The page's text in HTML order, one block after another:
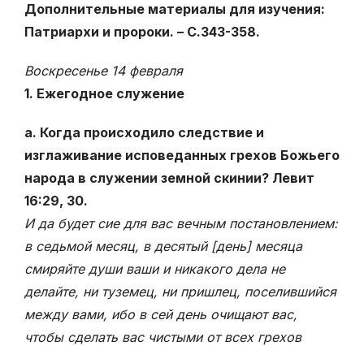
Дополнительные материалы для изучения:
Патриархи и пророки. – С.343-358.
Воскресенье 14 февраля
1. Ежегодное служение
а. Когда происходило следствие и
изглаживание исповеданных грехов Божьего
народа в служении земной скинии? Левит
16:29, 30.
И да будет сие для вас вечным постановлением:
в седьмой месяц, в десятый [день] месяца
смиряйте души ваши и никакого дела не
делайте, ни туземец, ни пришлец, поселившийся
между вами, ибо в сей день очищают вас,
чтобы сделать вас чистыми от всех грехов